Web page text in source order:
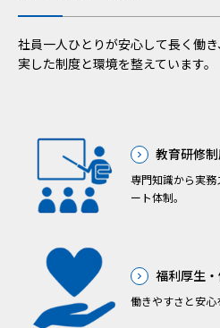
社員一人ひとりが安心して長く働
実した制度と環境を整えています。
教育研修
専門知識から実
ート体制。
福利厚生
働きやすさと安心